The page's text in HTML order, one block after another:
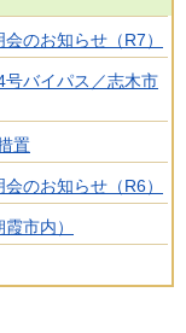
のお知らせ（R7）
号バイパス／志木市
置
のお知らせ（R6）
市内）